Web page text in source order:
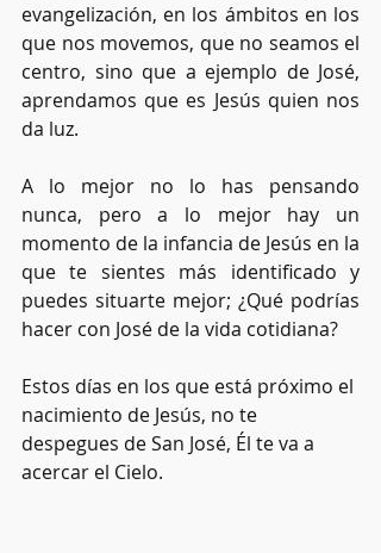
evangelización, en los ámbitos en los
que nos movemos, que no seamos el
centro, sino que a ejemplo de José,
aprendamos que es Jesús quien nos
da luz.
A lo mejor no lo has pensando
nunca, pero a lo mejor hay un
momento de la infancia de Jesús en la
que te sientes más identificado y
puedes situarte mejor; ¿Qué podrías
hacer con José de la vida cotidiana?
Estos días en los que está próximo el
nacimiento de Jesús, no te
despegues de San José, Él te va a
acercar el Cielo.